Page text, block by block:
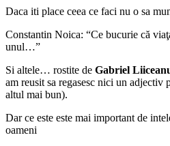
Daca iti place ceea ce faci nu o sa
Constantin Noica: “Ce bucurie că
unul…”
Si altele… rostite de Gabriel
am reusit sa regasesc nici un
altul mai bun).
Dar ce este este mai important de
oameni